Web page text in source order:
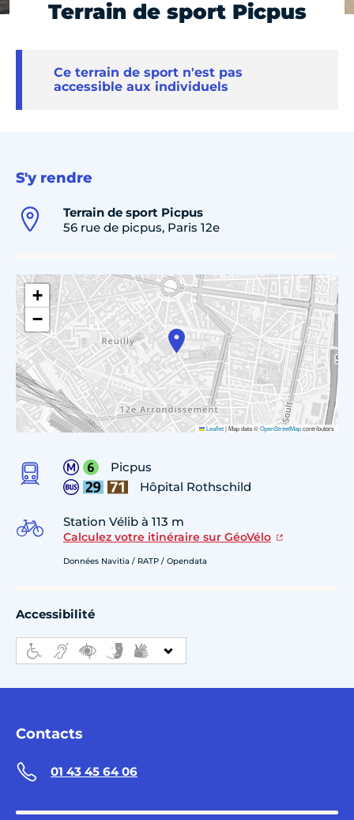
Terrain de sport Picpus
Ce terrain de sport n'est pas
accessible aux individuels
S'y rendre
Terrain de sport Picpus
56 rue de picpus, Paris 12e
+
−
Leaflet|Map data ©OpenStreetMapcontributors
Picpus
Hôpital Rothschild
Station Vélib à 113 m
Calculez votre itinéraire sur GéoVélo
Données Navitia / RATP / Opendata
Accessibilité
Contacts
01 43 45 64 06